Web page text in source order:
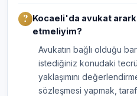
Kocaeli'da avukat
etmeliyim?
Avukatın bağlı olduğu
istediğiniz konudaki
yaklaşımını
sözleşmesi yapmak,